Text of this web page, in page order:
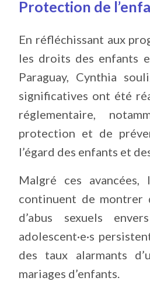
Protection de
En réfléchissant aux
les droits des enfants
Paraguay, Cynthia
significatives ont été
réglementaire,
protection et de
l’égard des enfants et
Malgré ces
continuent de montrer
d’abus sexuels
adolescent·e·s
des taux alarmants
mariages d’enfants.